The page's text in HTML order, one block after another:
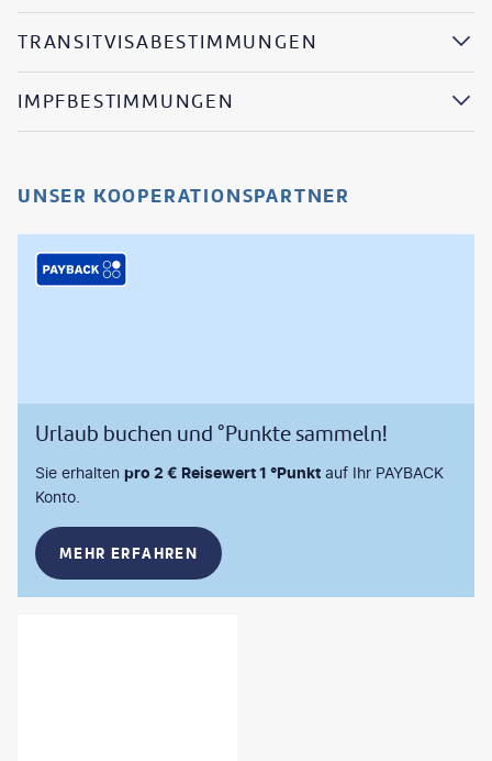
TRANSITVISABESTIMMUNGEN
IMPFBESTIMMUNGEN
UNSER KOOPERATIONSPARTNER
Urlaub buchen und °Punkte sammeln!
Sie erhalten pro 2 € Reisewert 1 °Punkt auf Ihr PAYBACK
Konto.
MEHR ERFAHREN